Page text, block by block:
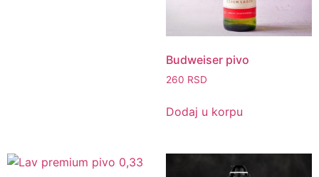
Budweiser pivo
260 RSD
Dodaj u korpu